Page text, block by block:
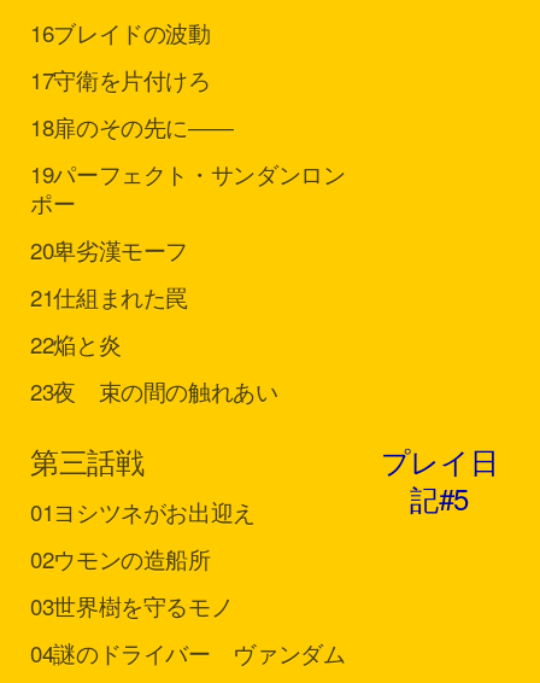
16ブレイドの波動
17守衛を片付けろ
18扉のその先に――
19パーフェクト・サンダンロン
ポー
20卑劣漢モーフ
21仕組まれた罠
22焔と炎
23夜 束の間の触れあい
第三話戦
01ヨシツネがお出迎え
02ウモンの造船所
03世界樹を守るモノ
04謎のドライバー ヴァンダム
プレイ日
記#5